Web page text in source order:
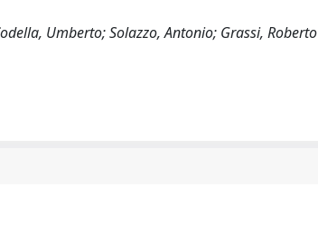
Umberto; Solazzo, Antonio; Grassi, Roberto